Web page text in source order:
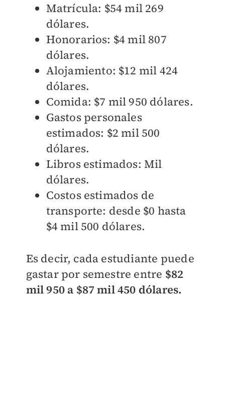
Matrícula: $54 mil 269
dólares.
Honorarios: $4 mil 807
dólares.
Alojamiento: $12 mil 424
dólares.
Comida: $7 mil 950 dólares.
Gastos personales
estimados: $2 mil 500
dólares.
Libros estimados: Mil
dólares.
Costos estimados de
transporte: desde $0 hasta
$4 mil 500 dólares.
Es decir, cada estudiante puede
gastar por semestre entre $82
mil 950 a $87 mil 450 dólares.